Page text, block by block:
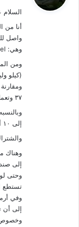
ل
السلام
أنا من
واصل
وهي: i-parcel لشحن الدولي
ومن
٣٧ وتعملهم غير جيد وصار لي معهم موقف
إلى ١٠ أيام عمل
وهناك
إلى
وحتى
تستطع
وفي
إلى أن
وخصوص